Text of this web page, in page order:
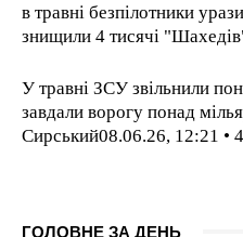
в травні безпілотники
знищили 4 тисячі
У травні ЗСУ звільнили
завдали ворогу понад
Сирський08.06.26, 12:21 •
ГОЛОВНЕ ЗА ДЕНЬ